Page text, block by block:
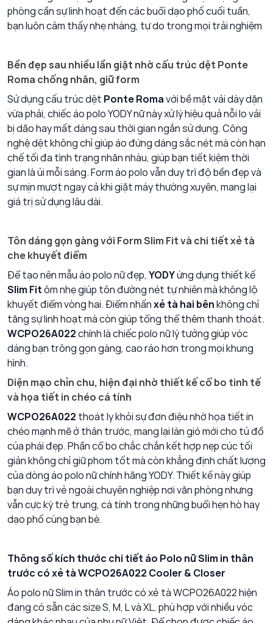
phòng cần sự linh hoạt đến các buổi dạo phố cuối tuần,
bạn luôn cảm thấy nhẹ nhàng, tự do trong mọi trải nghiệm
Bền đẹp sau nhiều lần giặt nhờ cấu trúc dệt Ponte
Roma chống nhăn, giữ form
Sử dụng cấu trúc dệt Ponte Romavới bề mặt vải dày dặn
vừa phải, chiếc áo polo YODY nữ này xử lý hiệu quả nỗi lo vải
bị dão hay mất dáng sau thời gian ngắn sử dụng. Công
nghệ dệt không chỉ giúp áo đứng dáng sắc nét mà còn hạn
chế tối đa tình trạng nhăn nhàu, giúp bạn tiết kiệm thời
gian là ủi mỗi sáng. Form áo polo vẫn duy trì độ bền đẹp và
sự mịn mượt ngay cả khi giặt máy thường xuyên, mang lại
giá trị sử dụng lâu dài.
Tôn dáng gọn gàng với Form Slim Fit và chi tiết xẻ tà
che khuyết điểm
Để tạo nên mẫu áo polo nữ đẹp, YODYứng dụng thiết kế
Slim Fitôm nhẹ giúp tôn đường nét tự nhiên mà không lộ
khuyết điểm vòng hai. Điểm nhấnxẻ tà hai bênkhông chỉ
tăng sự linh hoạt mà còn giúp tổng thể thêm thanh thoát.
WCPO26A022chính là chiếc polo nữ lý tưởng giúp vóc
dáng bạn trông gọn gàng, cao ráo hơn trong mọi khung
hình.
Diện mạo chỉn chu, hiện đại nhờ thiết kế cổ bo tinh tế
và họa tiết in chéo cá tính
WCPO26A022 thoát ly khỏi sự đơn điệu nhờ họa tiết in
chéo mạnh mẽ ở thân trước, mang lại làn gió mới cho tủ đồ
của phái đẹp. Phần cổ bo chắc chắn kết hợp nẹp cúc tối
giản không chỉ giữ phom tốt mà còn khẳng định chất lượng
của dòng áo polo nữ chính hãng YODY. Thiết kế này giúp
bạn duy trì vẻ ngoài chuyên nghiệp nơi văn phòng nhưng
vẫn cực kỳ trẻ trung, cá tính trong những buổi hẹn hò hay
dạo phố cùng bạn bè.
Thông số kích thước chi tiết áo Polo nữ Slim in thân
trước có xẻ tà WCPO26A022 Cooler & Closer
Áo polo nữ Slim in thân trước có xẻ tà WCPO26A022 hiện
đang có sẵn các size S, M, L và XL, phù hợp với nhiều vóc